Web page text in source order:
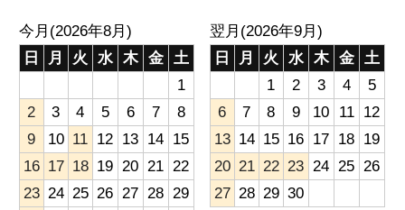
今月(2026年8月)
日
月 火 水 木 金
土
1
2
3 4 5 6 7
8
9
10 11 12 13 14 15
16 17 18 19 20 21 22
23 24 25 26 27 28 29
翌月(2026年9月)
日
月 火 水 木 金
土
1
2 3 4
5
6
7 8 9 10 11
12
13 14 15 16 17 18 19
20 21 22 23 24 25 26
27 28 29 30